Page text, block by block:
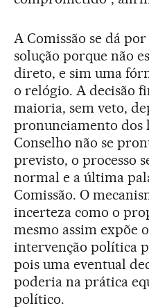
A Comissão se dá
solução porque não
direto, e sim uma
o relógio. A decisão
maioria, sem veto,
pronunciamento dos
Conselho não se
previsto, o processo
normal e a última
Comissão. O
incerteza como o
mesmo assim expõe
intervenção política
pois uma eventual
poderia na prática
político.